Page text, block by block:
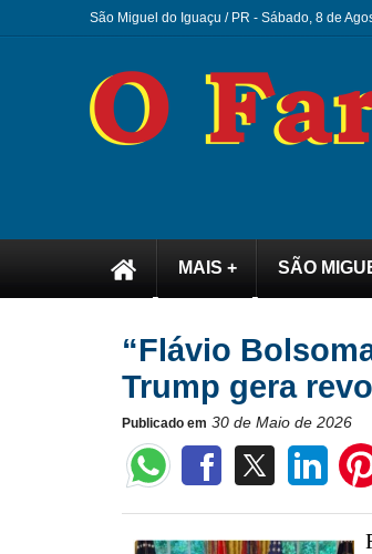
São Miguel do Iguaçu / PR - Sábado, 8 de
MAIS + SÃO
“Flávio
Trump gera
Publicado em 30 de Maio de 2026